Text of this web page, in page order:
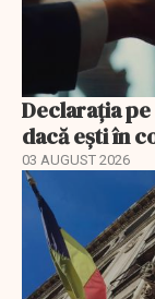
Declarația
dacă ești în
03 AUGUST 2026